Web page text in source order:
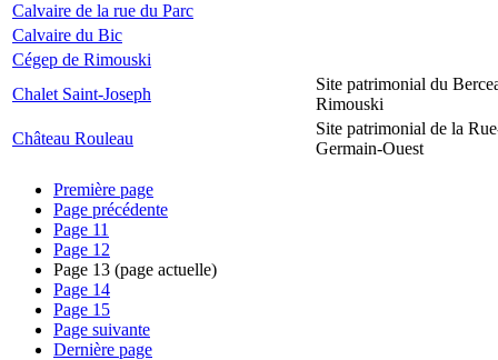
Calvaire de la rue du Parc
Calvaire du Bic
Cégep de Rimouski
Chalet Saint-Joseph
Site patrimonial du
Rimouski
Château Rouleau
Site patrimonial de la
Germain-Ouest
Première page
Page précédente
Page 11
Page 12
Page 13 (page actuelle)
Page 14
Page 15
Page suivante
Dernière page